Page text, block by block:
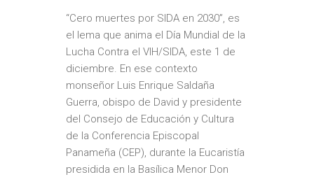
“Cero muertes por SIDA en 2030”, es
el lema que anima el Día Mundial de la
Lucha Contra el VIH/SIDA, este 1 de
diciembre. En ese contexto
monseñor Luis Enrique Saldaña
Guerra, obispo de David y presidente
del Consejo de Educación y Cultura
de la Conferencia Episcopal
Panameña (CEP), durante la Eucaristía
presidida en la Basílica Menor Don